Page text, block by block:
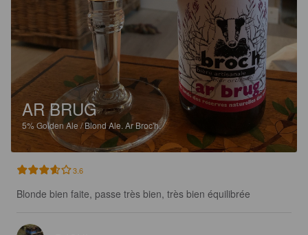
AR BRUG
5%Golden Ale / Blond Ale. Ar Broc'h.
3.6
Blonde bien faite, passe très bien, très bien équilibrée